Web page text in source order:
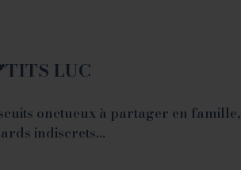
LUC
onctueux à partager en
indiscrets…